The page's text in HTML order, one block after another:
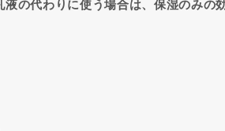
液の代わりに使う場合は、保湿のみの